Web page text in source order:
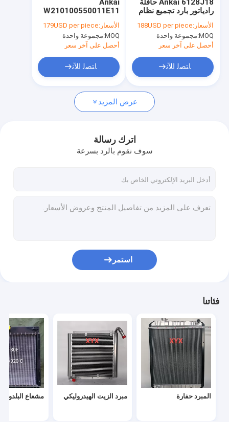
اتصل بنا
أخبار
جميع القضايا
مبرد الزيت الهيدروليكي
مشعاع البلدوزر
خزان وقود الشاحنة الثقيلة
Ankai
W210100550011E11
حافلة رادياتور بارد تجمع
نظام تبريد محرك سيارات
الركاب خزان المياه
للحافلة
الأسعار:179USD per piece
MOQ: مجموعة واحدة
أحصل على آخر سعر
ﺎﺘﺼﻟ ﺍﻶﻧ
Ankai 6128J18 حافلة
رادياتور بارد تجميع نظام
تبريد سيارات الركاب
رادياتور خزان للحافلة
الأسعار:188USD per piece
MOQ: مجموعة واحدة
أحصل على آخر سعر
ﺎﺘﺼﻟ ﺍﻶﻧ
عرض المزيد
اترك رسالة
سوف نقوم بالرد بسرعة
استمر
فئاتنا
المبرد حفارة مبرد الزيت الهيدروليكي مشعاع البلدوزر